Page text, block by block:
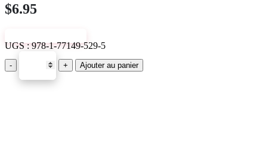
$6.95
UGS :978-1-77149-529-5
- + Ajouter au panier